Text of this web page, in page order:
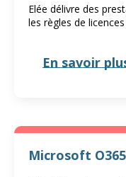
Elée délivre des
les règles de
En savoir
Microsoft